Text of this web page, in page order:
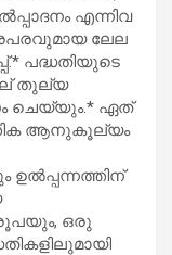
എന്നിവ
ലേല
പദ്ധതിയുടെ
തുല്യ
ചെയ്യും.* ഏത്
ആനുകൂല്യം
ഉൽപ്പന്നത്തിന്
രൂപയും, ഒരു